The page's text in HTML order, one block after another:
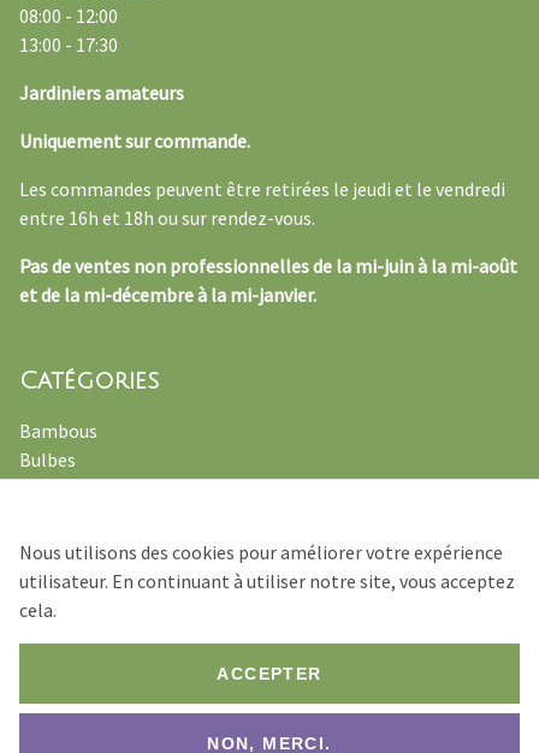
08:00 - 12:00
13:00 - 17:30
Jardiniers amateurs
Uniquement sur commande.
Les commandes peuvent être retirées le jeudi et le vendredi
entre 16h et 18h ou sur rendez-vous.
Pas de ventes non professionnelles de la mi-juin à la mi-août
et de la mi-décembre à la mi-janvier.
Catégories
Bambous
Bulbes
Plantes officinales
Vivaces
Graminées ornamentales
© 2026 Verhulst – Van Ryckeghem
Déclaration de confidentialité
Nous utilisons des cookies pour améliorer votre expérience
utilisateur. En continuant à utiliser notre site, vous acceptez
cela.
ACCEPTER
NON, MERCI.